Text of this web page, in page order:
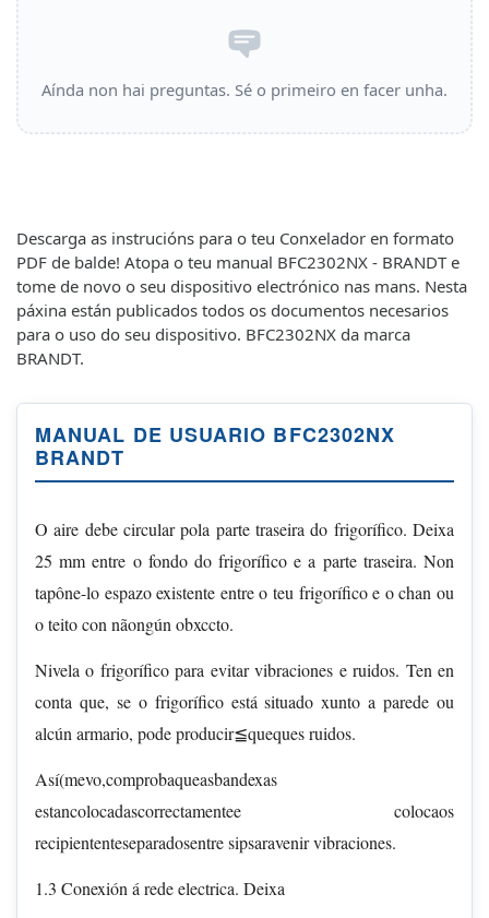
Aínda non hai preguntas. Sé o primeiro en facer unha.
Descarga as instrucións para o teu Conxelador en formato
PDF de balde! Atopa o teu manual BFC2302NX - BRANDT e
tome de novo o seu dispositivo electrónico nas mans. Nesta
páxina están publicados todos os documentos necesarios
para o uso do seu dispositivo. BFC2302NX da marca
BRANDT.
MANUAL DE USUARIO BFC2302NX
BRANDT
O aire debe circular pola parte traseira do frigorífico. Deixa
25 mm entre o fondo do frigorífico e a parte traseira. Non
tapône-lo espazo existente entre o teu frigorífico e o chan ou
o teito con nãongún obxccto.
Nivela o frigorífico para evitar vibraciones e ruidos. Ten en
conta que, se o frigorífico está situado xunto a parede ou
alcún armario, pode producir≦queques ruidos.
Así(mevo,comprobaqueasbandexas
estancolocadascorrectamentee colocaos
recipiententeseparadosentre sipsaravenir vibraciones.
1.3 Conexión á rede electrica. Deixa